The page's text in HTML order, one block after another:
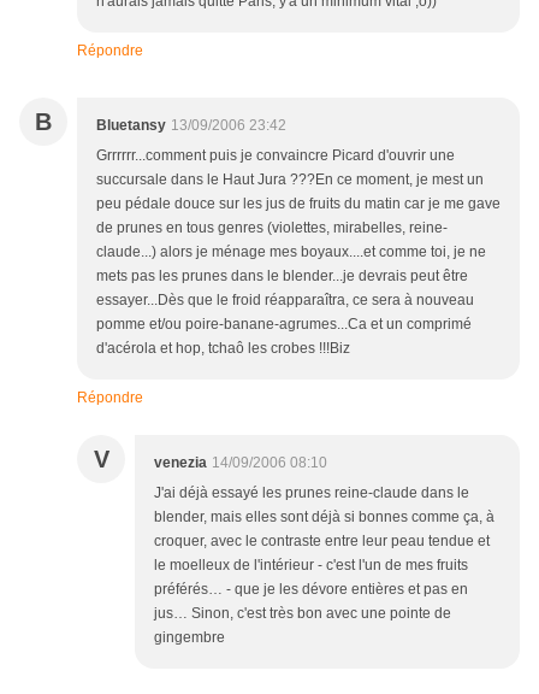
Répondre
B Bluetansy 13/09/2006 23:42
Grrrrrr...comment puis je convaincre Picard d'ouvrir une
succursale dans le Haut Jura ???En ce moment, je mest un
peu pédale douce sur les jus de fruits du matin car je me gave
de prunes en tous genres (violettes, mirabelles, reine-
claude...) alors je ménage mes boyaux....et comme toi, je ne
mets pas les prunes dans le blender...je devrais peut être
essayer...Dès que le froid réapparaîtra, ce sera à nouveau
pomme et/ou poire-banane-agrumes...Ca et un comprimé
d'acérola et hop, tchaô les crobes !!!Biz
Répondre
V venezia 14/09/2006 08:10
J'ai déjà essayé les prunes reine-claude dans le
blender, mais elles sont déjà si bonnes comme ça, à
croquer, avec le contraste entre leur peau tendue et
le moelleux de l'intérieur - c'est l'un de mes fruits
préférés… - que je les dévore entières et pas en
jus… Sinon, c'est très bon avec une pointe de
gingembre